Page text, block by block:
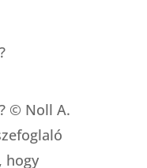
© Noll A.
hogy